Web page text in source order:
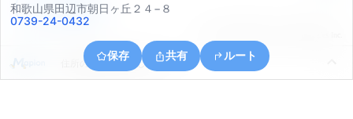
和歌山県田辺市朝日ヶ丘２４−８
0739-24-0432
保存 共有 ルート
住所の取得に失敗しました
アプリで見る